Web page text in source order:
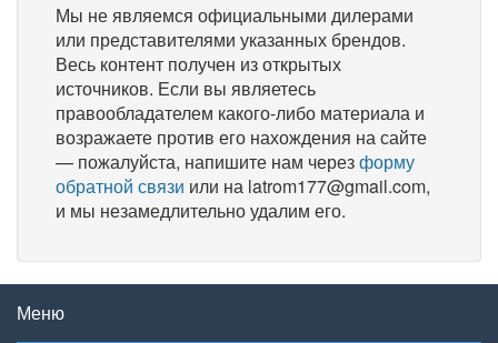
Мы не являемся официальными дилерами
или представителями указанных брендов.
Весь контент получен из открытых
источников. Если вы являетесь
правообладателем какого-либо материала и
возражаете против его нахождения на сайте
— пожалуйста, напишите нам черезформу
обратной связи или на latrom177@gmail.com,
и мы незамедлительно удалим его.
Меню